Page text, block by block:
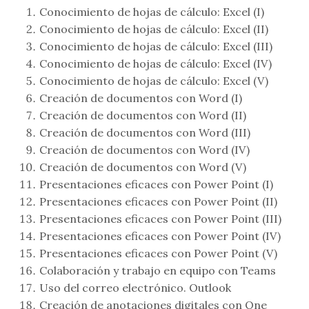
Conocimiento de hojas de cálculo: Excel (I)
Conocimiento de hojas de cálculo: Excel (II)
Conocimiento de hojas de cálculo: Excel (III)
Conocimiento de hojas de cálculo: Excel (IV)
Conocimiento de hojas de cálculo: Excel (V)
Creación de documentos con Word (I)
Creación de documentos con Word (II)
Creación de documentos con Word (III)
Creación de documentos con Word (IV)
Creación de documentos con Word (V)
Presentaciones eficaces con Power Point (I)
Presentaciones eficaces con Power Point (II)
Presentaciones eficaces con Power Point (III)
Presentaciones eficaces con Power Point (IV)
Presentaciones eficaces con Power Point (V)
Colaboración y trabajo en equipo con Teams
Uso del correo electrónico. Outlook
Creación de anotaciones digitales con One